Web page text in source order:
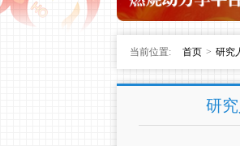
当前位置: 首页 > 研究
研